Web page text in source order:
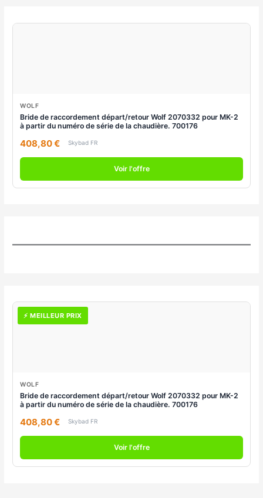
WOLF
Bride de raccordement départ/retour Wolf 2070332 pour MK-2
à partir du numéro de série de la chaudière. 700176
408,80 € Skybad FR
Voir l'offre
⚡ MEILLEUR PRIX
WOLF
Bride de raccordement départ/retour Wolf 2070332 pour MK-2
à partir du numéro de série de la chaudière. 700176
408,80 € Skybad FR
Voir l'offre